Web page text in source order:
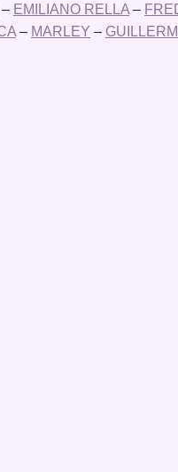
– EMILIANO RELLA –
– MARLEY –